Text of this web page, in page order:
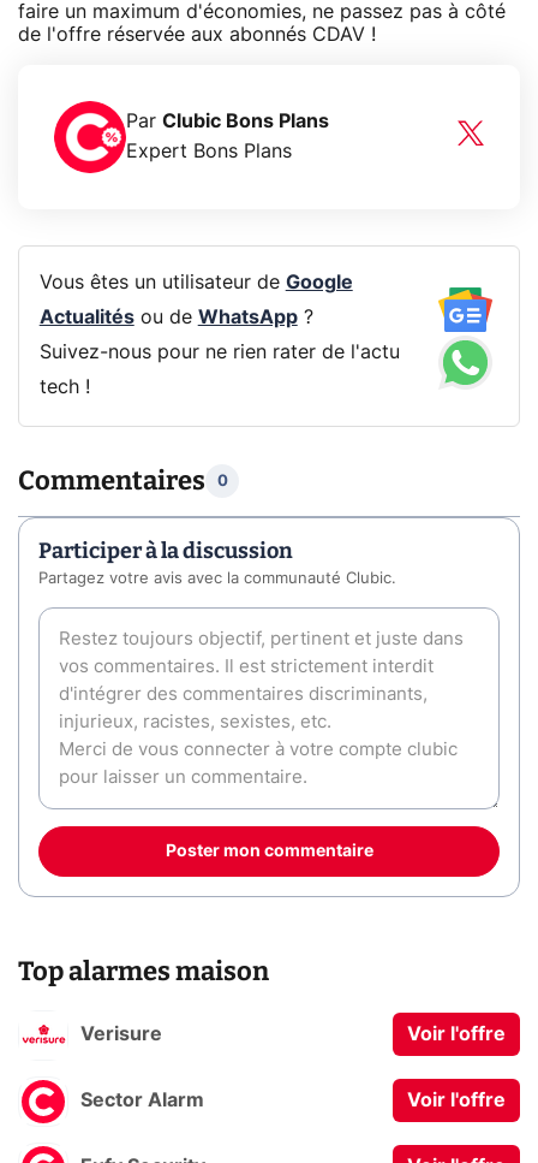
faire un maximum d'économies, ne passez pas à côté
de l'offre réservée aux abonnés CDAV !
Par Clubic Bons Plans
Expert Bons Plans
Vous êtes un utilisateur de Google
Actualitésou de WhatsApp?
Suivez-nous pour ne rien rater de l'actu
tech !
Commentaires 0
Participer à la discussion
Partagez votre avis avec la communauté Clubic.
Poster mon commentaire
Top alarmes maison
Verisure Voir l'offre
Sector Alarm Voir l'offre